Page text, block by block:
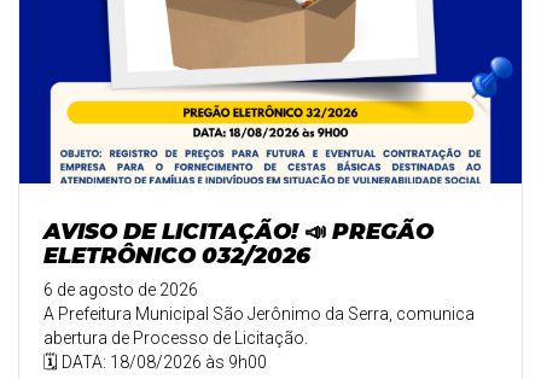
AVISO DE LICITAÇÃO! 📣 PREGÃO
ELETRÔNICO 032/2026
6 de agosto de 2026
A Prefeitura Municipal São Jerônimo da Serra, comunica
abertura de Processo de Licitação.
🗓️ DATA: 18/08/2026 às 9h00